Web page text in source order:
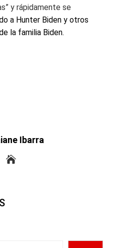
y rápidamente se
a Hunter Biden y otros
la familia Biden.
Ibarra